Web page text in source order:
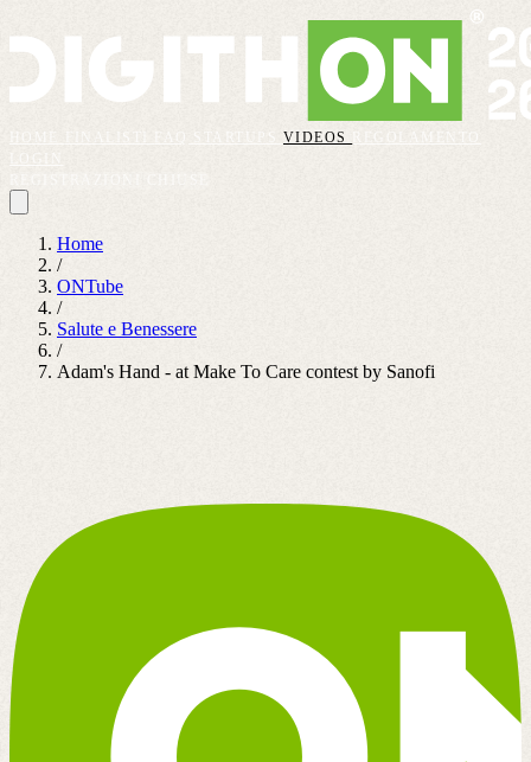
VIDEOS
REGOLAMENTO
Home
/
ONTube
/
Salute e Benessere
/
Adam's Hand - at Make To Care contest by Sanofi